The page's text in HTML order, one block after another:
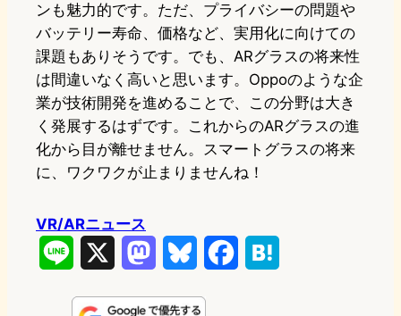
ンも魅力的です。ただ、プライバシーの問題や
バッテリー寿命、価格など、実用化に向けての
課題もありそうです。でも、ARグラスの将来性
は間違いなく高いと思います。Oppoのような企
業が技術開発を進めることで、この分野は大き
く発展するはずです。これからのARグラスの進
化から目が離せません。スマートグラスの将来
に、ワクワクが止まりませんね！
VR/ARニュース